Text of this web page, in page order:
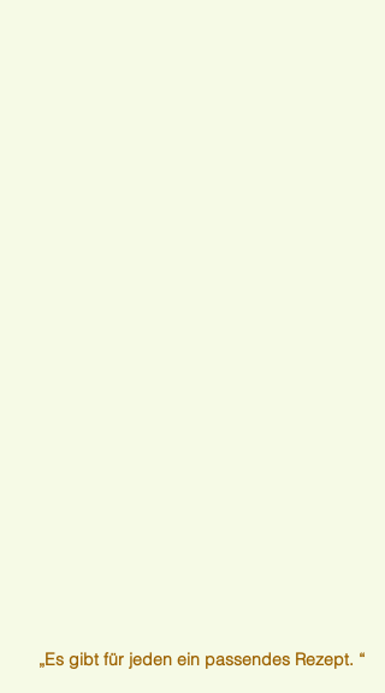
„Es gibt für jeden ein passendes Rezept. “